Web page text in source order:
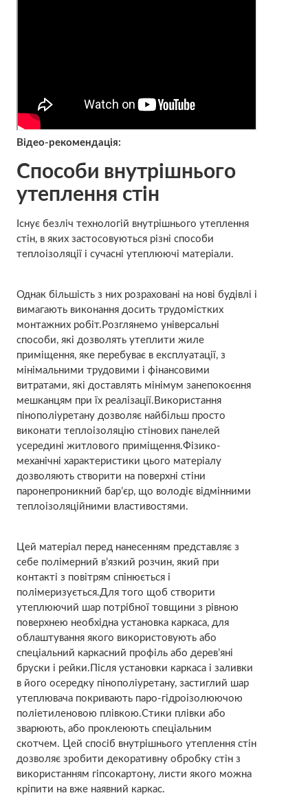
Відео-рекомендація:
Способи внутрішнього
утеплення стін
Існує безліч технологій внутрішнього утеплення
стін, в яких застосовуються різні способи
теплоізоляції і сучасні утеплюючі матеріали.
Однак більшість з них розраховані на нові будівлі і
вимагають виконання досить трудомістких
монтажних робіт.Розглянемо універсальні
способи, які дозволять утеплити жиле
приміщення, яке перебуває в експлуатації, з
мінімальними трудовими і фінансовими
витратами, які доставлять мінімум занепокоєння
мешканцям при їх реалізації.Використання
пінополіуретану дозволяє найбільш просто
виконати теплоізоляцію стінових панелей
усередині житлового приміщення.Фізико-
механічні характеристики цього матеріалу
дозволяють створити на поверхні стіни
паронепроникний бар’єр, що володіє відмінними
теплоізоляційними властивостями.
Цей матеріал перед нанесенням представляє з
себе полімерний в’язкий розчин, який при
контакті з повітрям спінюється і
полімеризується.Для того щоб створити
утеплюючий шар потрібної товщини з рівною
поверхнею необхідна установка каркаса, для
облаштування якого використовують або
спеціальний каркасний профіль або дерев’яні
бруски і рейки.Після установки каркаса і заливки
в його осередку пінополіуретану, застиглий шар
утеплювача покривають паро-гідроізолюючою
поліетиленовою плівкою.Стики плівки або
зварюють, або проклеюють спеціальним
скотчем. Цей спосіб внутрішнього утеплення стін
дозволяє зробити декоративну обробку стін з
використанням гіпсокартону, листи якого можна
кріпити на вже наявний каркас.